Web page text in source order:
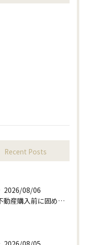
Recent Posts
2026/08/06
不動産購入前に固める資金計画と住み替え判断